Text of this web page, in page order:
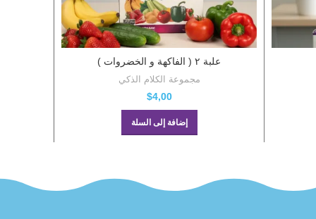
علبة ٢ ( الفاكهة و الخضروات )
مجموعة الكلام الذكي
$4,00
إضافة إلى السلة